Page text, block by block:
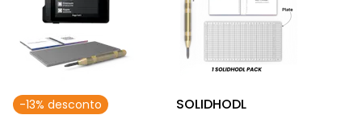
-13% desconto SOLIDHODL